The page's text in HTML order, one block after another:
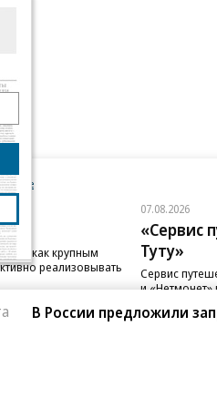
Все
как крупным
реализовывать
07.08.2026
«Сервис
Туту»
Сервис
и
В России предложили